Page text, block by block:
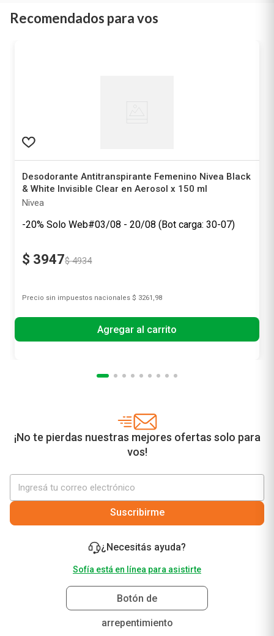
Recomendados para vos
Desodorante Antitranspirante Femenino Nivea Black
& White Invisible Clear en Aerosol x 150 ml
Nivea
-20% Solo Web#03/08 - 20/08 (Bot carga: 30-07)
$ 3947$ 4934
Precio sin impuestos nacionales $ 3261,98
Agregar al carrito
¡No te pierdas nuestras mejores ofertas solo para
vos!
Suscribirme
¿Necesitás ayuda?
Sofía está en línea para asistirte
Botón de
arrepentimiento